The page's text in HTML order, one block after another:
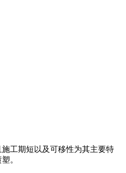
工期短以及可移性为其主要特
。